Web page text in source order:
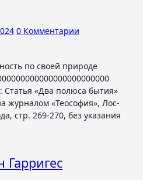
0 Комментарии
«Два полюса бытия»
журналом «Теософия», Лос-
стр. 269-270, без указания